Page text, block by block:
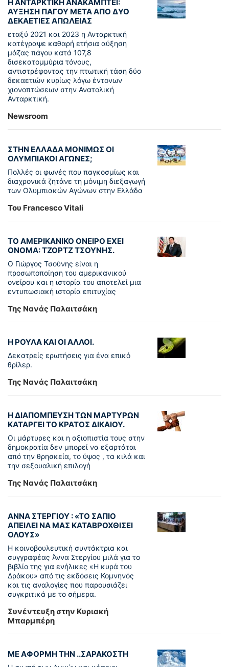
Η ΑΝΤΑΡΚΤΙΚΗ ΑΝΑΚΑΜΠΤΕΙ:
ΑΥΞΗΣΗ ΠΑΓΟΥ ΜΕΤΑ ΑΠΟ ΔΥΟ
ΔΕΚΑΕΤΙΕΣ ΑΠΩΛΕΙΑΣ
εταξύ 2021 και 2023 η Ανταρκτική
κατέγραψε καθαρή ετήσια αύξηση
μάζας πάγου κατά 107,8
δισεκατομμύρια τόνους,
αντιστρέφοντας την πτωτική τάση δύο
δεκαετιών κυρίως λόγω έντονων
χιονοπτώσεων στην Ανατολική
Ανταρκτική.
Newsroom
ΣΤΗΝ ΕΛΛΑΔΑ ΜΟΝΙΜΩΣ ΟΙ
ΟΛΥΜΠΙΑΚΟΙ ΑΓΩΝΕΣ;
Πολλές οι φωνές που παγκοσμίως και
διαχρονικά ζητάνε τη μόνιμη διεξαγωγή
των Ολυμπιακών Αγώνων στην Ελλάδα
Του Francesco Vitali
ΤΟ ΑΜΕΡΙΚΑΝΙΚΟ ΟΝΕΙΡΟ ΕΧΕΙ
ΟΝΟΜΑ: ΤΖΟΡΤΖ ΤΣΟΥΝΗΣ.
Ο Γιώργος Τσούνης είναι η
προσωποποίηση του αμερικανικού
ονείρου και η ιστορία του αποτελεί μια
εντυπωσιακή ιστορία επιτυχίας
Της Νανάς Παλαιτσάκη
Η ΡΟΥΛΑ ΚΑΙ ΟΙ ΑΛΛΟΙ.
Δεκατρείς ερωτήσεις για ένα επικό
θρίλερ.
Της Νανάς Παλαιτσάκη
Η ΔΙΑΠΟΜΠΕΥΣΗ ΤΩΝ ΜΑΡΤΥΡΩΝ
ΚΑΤΑΡΓΕΙ ΤΟ ΚΡΑΤΟΣ ΔΙΚΑΙΟΥ.
Οι μάρτυρες και η αξιοπιστία τους στην
δημοκρατία δεν μπορεί να εξαρτάται
από την θρησκεία, το ύψος , τα κιλά και
την σεξουαλική επιλογή
Της Νανάς Παλαιτσάκη
ΑΝΝΑ ΣΤΕΡΓΙΟΥ : «ΤΟ ΣΑΠΙΟ
ΑΠΕΙΛΕΙ ΝΑ ΜΑΣ ΚΑΤΑΒΡΟΧΘΙΣΕΙ
ΟΛΟΥΣ»
Η κοινοβουλευτική συντάκτρια και
συγγραφέας Άννα Στεργίου μιλά για το
βιβλίο της για ενήλικες «Η κυρά του
Δράκου» από τις εκδόσεις Κομνηνός
και τις αναλογίες που παρουσιάζει
συγκριτικά με το σήμερα.
Συνέντευξη στην Κυριακή
Μπαρμπέρη
ΜΕ ΑΦΟΡΜΗ ΤΗΝ ..ΣΑΡΑΚΟΣΤΗ